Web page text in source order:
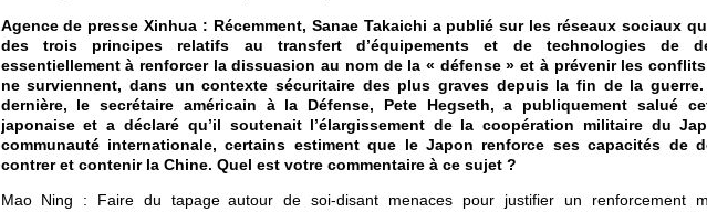
Agence de presse Xinhua : Récemment, Sanae Takaichi a publié sur les réseaux sociaux
des trois principes relatifs au transfert d’équipements et de technologies de
essentiellement à renforcer la dissuasion au nom de la « défense » et à prévenir les
ne surviennent, dans un contexte sécuritaire des plus graves depuis la fin de la guerre.
dernière, le secrétaire américain à la Défense, Pete Hegseth, a publiquement salué
japonaise et a déclaré qu’il soutenait l’élargissement de la coopération militaire du
communauté internationale, certains estiment que le Japon renforce ses capacités de
contrer et contenir la Chine. Quel est votre commentaire à ce sujet ?
Mao Ning : Faire du tapage autour de soi-disant menaces pour justifier un renforcement